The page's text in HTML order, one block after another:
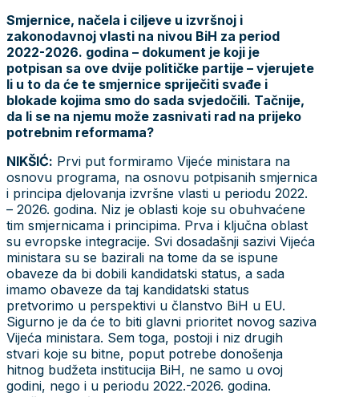
Smjernice, načela i ciljeve u izvršnoj i
zakonodavnoj vlasti na nivou BiH za period
2022-2026. godina – dokument je koji je
potpisan sa ove dvije političke partije – vjerujete
li u to da će te smjernice spriječiti svađe i
blokade kojima smo do sada svjedočili. Tačnije,
da li se na njemu može zasnivati rad na prijeko
potrebnim reformama?
NIKŠIĆ: Prvi put formiramo Vijeće ministara na
osnovu programa, na osnovu potpisanih smjernica
i principa djelovanja izvršne vlasti u periodu 2022.
– 2026. godina. Niz je oblasti koje su obuhvaćene
tim smjernicama i principima. Prva i ključna oblast
su evropske integracije. Svi dosadašnji sazivi Vijeća
ministara su se bazirali na tome da se ispune
obaveze da bi dobili kandidatski status, a sada
imamo obaveze da taj kandidatski status
pretvorimo u perspektivi u članstvo BiH u EU.
Sigurno je da će to biti glavni prioritet novog saziva
Vijeća ministara. Sem toga, postoji i niz drugih
stvari koje su bitne, poput potrebe donošenja
hitnog budžeta institucija BiH, ne samo u ovoj
godini, nego i u periodu 2022.-2026. godina.